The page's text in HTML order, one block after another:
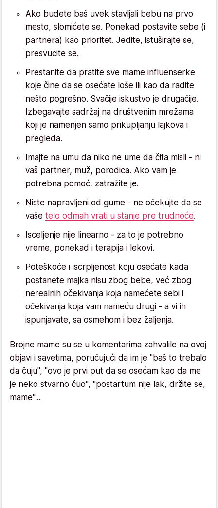
Ako budete baš uvek stavljali bebu na prvo
mesto, slomićete se. Ponekad postavite sebe (i
partnera) kao prioritet. Jedite, istuširajte se,
presvucite se.
Prestanite da pratite sve mame influenserke
koje čine da se osećate loše ili kao da radite
nešto pogrešno. Svačije iskustvo je drugačije.
Izbegavajte sadržaj na društvenim mrežama
koji je namenjen samo prikupljanju lajkova i
pregleda.
Imajte na umu da niko ne ume da čita misli - ni
vaš partner, muž, porodica. Ako vam je
potrebna pomoć, zatražite je.
Niste napravljeni od gume - ne očekujte da se
vaše telo odmah vrati u stanje pre trudnoće.
Isceljenje nije linearno - za to je potrebno
vreme, ponekad i terapija i lekovi.
Poteškoće i iscrpljenost koju osećate kada
postanete majka nisu zbog bebe, već zbog
nerealnih očekivanja koja namećete sebi i
očekivanja koja vam nameću drugi - a vi ih
ispunjavate, sa osmehom i bez žaljenja.
Brojne mame su se u komentarima zahvalile na ovoj
objavi i savetima, poručujući da im je "baš to trebalo
da čuju", "ovo je prvi put da se osećam kao da me
je neko stvarno čuo", "postartum nije lak, držite se,
mame"...